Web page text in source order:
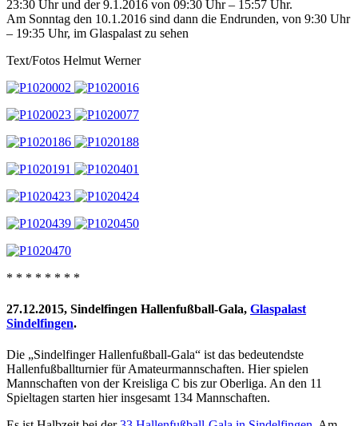
23:30 Uhr und der 9.1.2016 von 09:30 Uhr – 15:57 Uhr.
Am Sonntag den 10.1.2016 sind dann die Endrunden, von 9:30 Uhr
– 19:35 Uhr, im Glaspalast zu sehen
Text/Fotos Helmut Werner
* * * * * * * *
27.12.2015, Sindelfingen Hallenfußball-Gala, Glaspalast
Sindelfingen.
Die „Sindelfinger Hallenfußball-Gala“ ist das bedeutendste
Hallenfußballturnier für Amateurmannschaften. Hier spielen
Mannschaften von der Kreisliga C bis zur Oberliga. An den 11
Spieltagen starten hier insgesamt 134 Mannschaften.